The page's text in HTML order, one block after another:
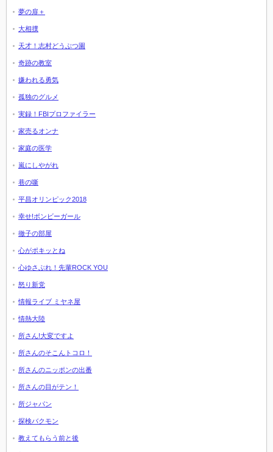
夢の扉＋
大相撲
天才！志村どうぶつ園
奇跡の教室
嫌われる勇気
孤独のグルメ
実録！FBIプロファイラー
家売るオンナ
家庭の医学
嵐にしやがれ
巷の噺
平昌オリンピック2018
幸せ!ボンビーガール
徹子の部屋
心がポキッとね
心ゆさぶれ！先輩ROCK YOU
怒り新党
情報ライブ ミヤネ屋
情熱大陸
所さん!大変ですよ
所さんのそこんトコロ！
所さんのニッポンの出番
所さんの目がテン！
所ジャパン
探検バクモン
教えてもらう前と後